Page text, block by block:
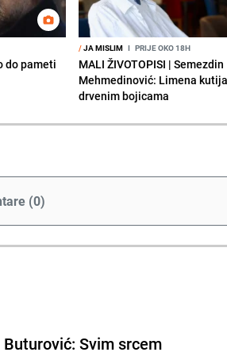
do pameti
/JA MISLIM I PRIJE OKO 18H
MALI ŽIVOTOPISI | Semezdin
Mehmedinović: Limena
drvenim bojicama
(0)
Svim srcem